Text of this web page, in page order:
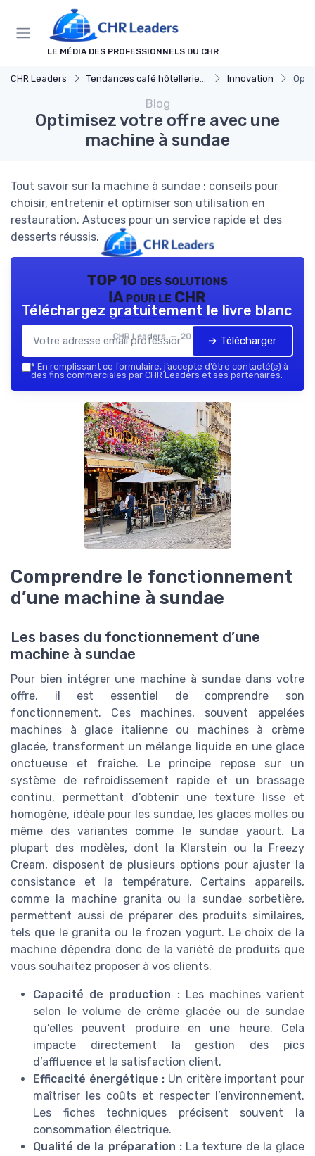
LE MÉDIA DES PROFESSIONNELS DU CHR
CHR Leaders Tendances café hôtellerie et restauration Innovation
Blog
Optimisez votre offre avec une
machine à sundae
Tout savoir sur la machine à sundae : conseils pour
choisir, entretenir et optimiser son utilisation en
restauration. Astuces pour un service rapide et des
desserts réussis.
TOP 10 des solutions
IA pour le CHR
CHR Leaders — 2026
Téléchargez gratuitement le livre blanc
➔ Télécharger
* En remplissant ce formulaire, j’accepte d’être contacté(e) à
des fins commerciales par CHR Leaders et ses partenaires.
Comprendre le fonctionnement
d’une machine à sundae
Les bases du fonctionnement d’une
machine à sundae
Pour bien intégrer une machine à sundae dans votre
offre, il est essentiel de comprendre son
fonctionnement. Ces machines, souvent appelées
machines à glace italienne ou machines à crème
glacée, transforment un mélange liquide en une glace
onctueuse et fraîche. Le principe repose sur un
système de refroidissement rapide et un brassage
continu, permettant d’obtenir une texture lisse et
homogène, idéale pour les sundae, les glaces molles ou
même des variantes comme le sundae yaourt. La
plupart des modèles, dont la Klarstein ou la Freezy
Cream, disposent de plusieurs options pour ajuster la
consistance et la température. Certains appareils,
comme la machine granita ou la sundae sorbetière,
permettent aussi de préparer des produits similaires,
tels que le granita ou le frozen yogurt. Le choix de la
machine dépendra donc de la variété de produits que
vous souhaitez proposer à vos clients.
Capacité de production :Les machines varient
selon le volume de crème glacée ou de sundae
qu’elles peuvent produire en une heure. Cela
impacte directement la gestion des pics
d’affluence et la satisfaction client.
Efficacité énergétique : Un critère important pour
maîtriser les coûts et respecter l’environnement.
Les fiches techniques précisent souvent la
consommation électrique.
Qualité de la préparation :La texture de la glace
Panneau de gestion des cookies